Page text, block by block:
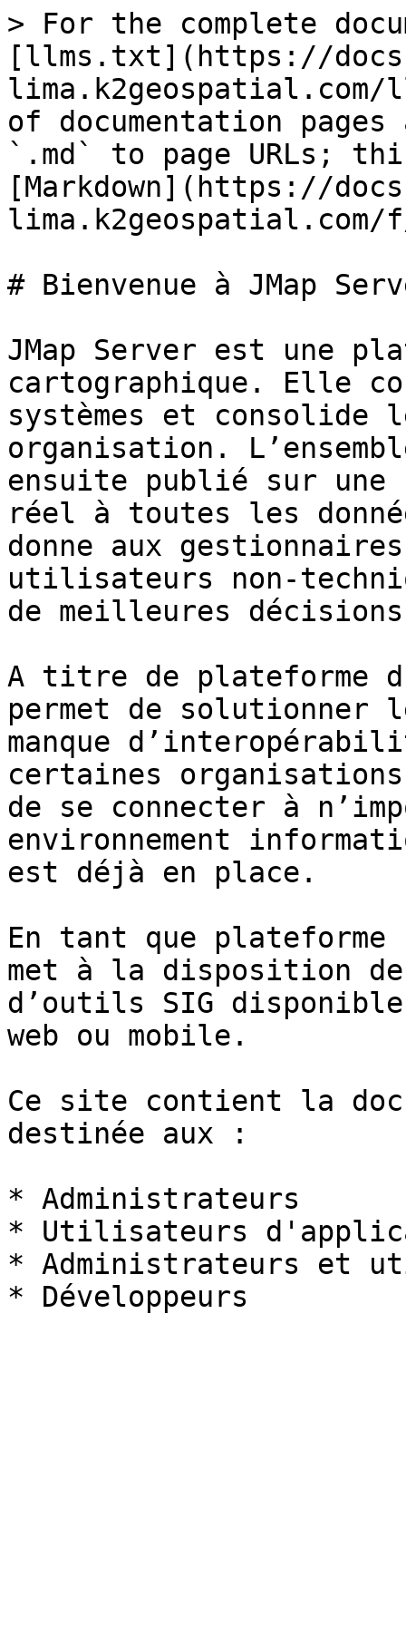
> For the complete
[llms.txt](https://
of documentation
`.md` to page URLs;
[Markdown](https://
lima.k2geospatial.com/
# Bienvenue à JMap
JMap Server est une
cartographique. Elle
systèmes et consolide
organisation.
ensuite publié sur une
réel à toutes les
donne aux
utilisateurs non-
de meilleures
A titre de plateforme
permet de solutionner
manque
certaines
de se connecter à
environnement
est déjà en place.
En tant que plateforme
met à la disposition
d’outils SIG
web ou mobile.
Ce site contient la
destinée aux :
* Administrateurs
* Utilisateurs
* Administrateurs et